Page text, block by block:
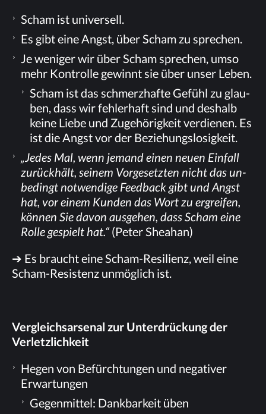
Scham ist universell.
Es gibt eine Angst, über Scham zu sprechen.
Je we­ni­ger wir über Scham spre­chen, umso
mehr Kon­trol­le ge­winnt sie über un­ser Leben.
Scham ist das schmerz­haf­te Ge­fühl zu glau­
ben, dass wir feh­ler­haft sind und des­halb
kei­ne Lie­be und Zu­ge­hö­rig­keit ver­die­nen. Es
ist die Angst vor der Beziehungslosigkeit.
„Je­des Mal, wenn je­mand ei­nen neu­en Ein­fall
zu­rück­hält, sei­nem Vor­ge­setz­ten nicht das un­
be­dingt not­wen­di­ge Feed­back gibt und Angst
hat, vor ei­nem Kun­den das Wort zu er­grei­fen,
kön­nen Sie da­von aus­ge­hen, dass Scham eine
Rol­le ge­spielt hat.“ (Pe­ter Sheahan)
➔ Es braucht eine Scham-Re­si­li­enz, weil eine
Scham-Re­sis­tenz un­mög­lich ist.
Ver­gleichsar­se­nal zur Un­ter­drü­ckung der
Verletzlichkeit
He­gen von Be­fürch­tun­gen und ne­ga­ti­ver
Erwartungen
Ge­gen­mit­tel: Dank­bar­keit üben